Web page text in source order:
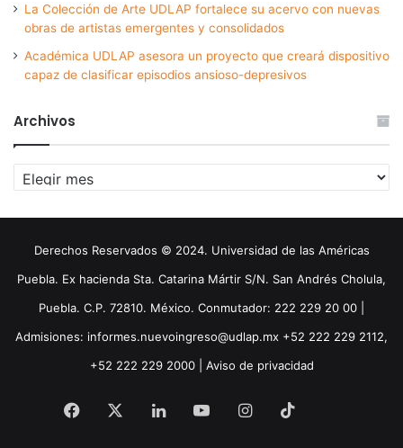
La Colección de Arte UDLAP fortalece su acervo con nuevas
obras de artistas emergentes y consolidados
Académica UDLAP asesora un proyecto que creará dispositivo
capaz de clasificar episodios ansioso-depresivos
Archivos
Archivos
Derechos Reservados © 2024. Universidad de las Américas
Puebla. Ex hacienda Sta. Catarina Mártir S/N. San Andrés Cholula,
Puebla. C.P. 72810. México. Conmutador: 222 229 20 00 |
Admisiones: informes.nuevoingreso@udlap.mx +52 222 229 2112,
+52 222 229 2000 | Aviso de privacidad
Facebook LinkedInYouTubeInstagram